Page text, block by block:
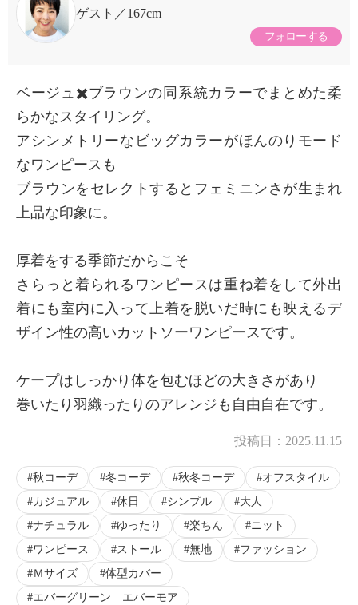
ゲスト
167cm
フォローする
ベージュ✖️ブラウンの同系統カラーでまとめた柔
らかなスタイリング。
アシンメトリーなビッグカラーがほんのりモード
なワンピースも
ブラウンをセレクトするとフェミニンさが生まれ
上品な印象に。
厚着をする季節だからこそ
さらっと着られるワンピースは重ね着をして外出
着にも室内に入って上着を脱いだ時にも映えるデ
ザイン性の高いカットソーワンピースです。
ケープはしっかり体を包むほどの大きさがあり
巻いたり羽織ったりのアレンジも自由自在です。
投稿日： 2025.11.15
秋コーデ 冬コーデ 秋冬コーデ
オフスタイル
カジュアル
休日 シンプル
大人
ナチュラル
ゆったり 楽ちん
ニット
ワンピース
ストール 無地
ファッション
Ｍサイズ
体型カバー
エバーグリーン エバーモア